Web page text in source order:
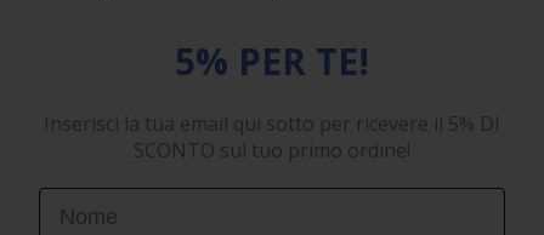
5% PER TE!
Inserisci la tua email qui sotto per ricevere il 5% DI
SCONTO sul tuo primo ordine!
First Name